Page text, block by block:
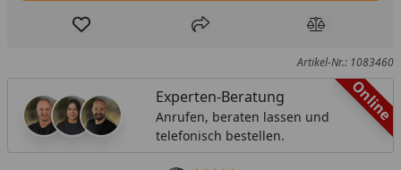
Produkt zur Wunschliste hinzufügen
Teilen Produkt
Artikel-Nr.: 1083460
Online
Experten-Beratung
Anrufen, beraten lassen und
telefonisch bestellen.